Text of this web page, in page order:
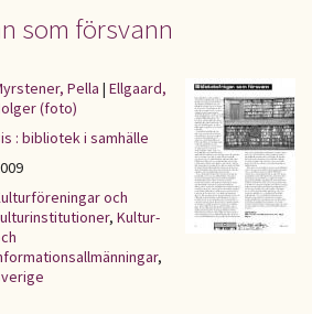
som försvann
Pella | Ellgaard,
(foto)
: bibliotek i samhälle
och
, Kultur-
,